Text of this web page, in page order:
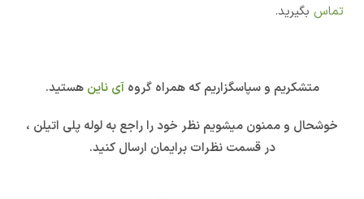
تماس بگیرید.
متشکریم و سپاسگزاریم که همراه گروهآی ناین هستید.
خوشحال و ممنون میشویم نظر خود را راجع به لوله پلی اتیلن ،
در قسمت نظرات برایمان ارسال کنید.